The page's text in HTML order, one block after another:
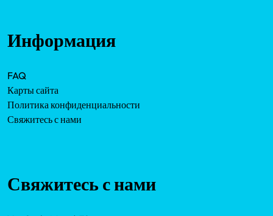
Информация
FAQ
Карты сайта
Политика конфиденциальности
Свяжитесь с нами
Свяжитесь с нами